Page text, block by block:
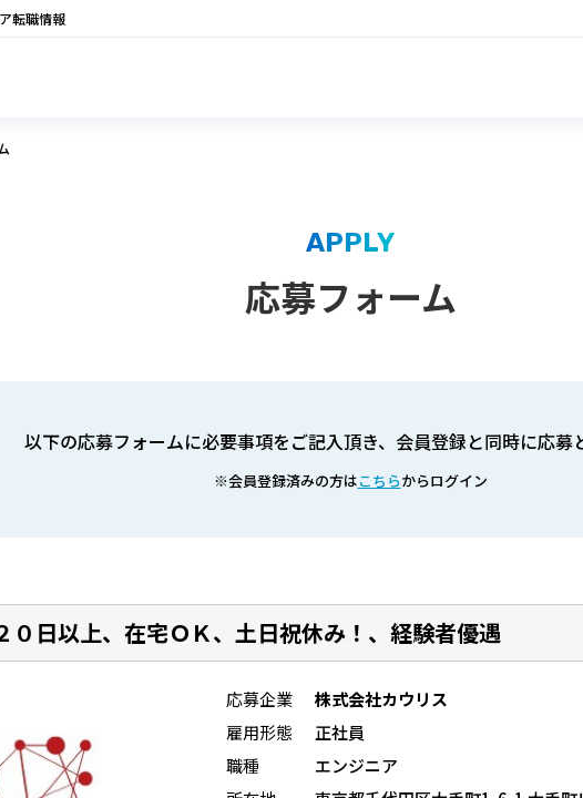
転職情報
APPLY
応募フォーム
以下の応募フォームに必要事項をご記入頂き、会員登録と同時に応募
※会員登録済みの方はこちらからログイン
０日以上、在宅ＯＫ、土日祝休み！、経験者優遇
応募企業
株式会社カウリス
雇用形態
正社員
職種
エンジニア